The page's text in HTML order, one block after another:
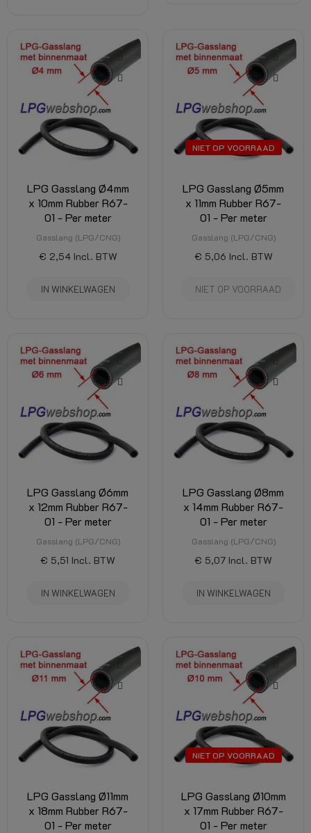
LPG Gasslang Ø4mm
x 10mm Rubber R67-
01 - Per meter
Gasslang (LPG/CNG)
€ 2,54 Incl. BTW
IN WINKELWAGEN
NIET OP VOORRAAD
LPG Gasslang Ø5mm
x 11mm Rubber R67-
01 - Per meter
Gasslang (LPG/CNG)
€ 5,06 Incl. BTW
NIET OP VOORRAAD
LPG Gasslang Ø6mm
x 12mm Rubber R67-
01 - Per meter
Gasslang (LPG/CNG)
€ 5,51 Incl. BTW
IN WINKELWAGEN
LPG Gasslang Ø8mm
x 14mm Rubber R67-
01 - Per meter
Gasslang (LPG/CNG)
€ 5,07 Incl. BTW
IN WINKELWAGEN
LPG Gasslang Ø11mm
x 18mm Rubber R67-
01 - Per meter
NIET OP VOORRAAD
LPG Gasslang Ø10mm
x 17mm Rubber R67-
01 - Per meter